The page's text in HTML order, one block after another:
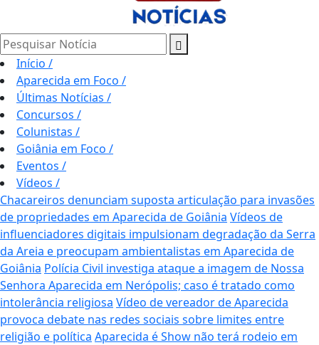
Pesquisar Notícia
Início /
Aparecida em Foco /
Últimas Notícias /
Concursos /
Colunistas /
Goiânia em Foco /
Eventos /
Vídeos /
Chacareiros denunciam suposta articulação para invasões
de propriedades em Aparecida de Goiânia Vídeos de
influenciadores digitais impulsionam degradação da Serra
da Areia e preocupam ambientalistas em Aparecida de
Goiânia Polícia Civil investiga ataque a imagem de Nossa
Senhora Aparecida em Nerópolis; caso é tratado como
intolerância religiosa Vídeo de vereador de Aparecida
provoca debate nas redes sociais sobre limites entre
religião e política Aparecida é Show não terá rodeio em